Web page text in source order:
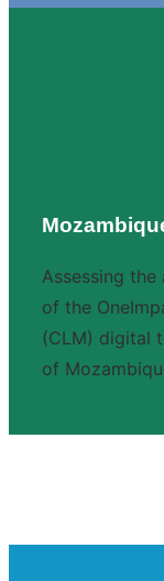
Assessing
of the
(CLM) digital
of